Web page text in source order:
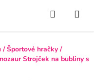
Hľadať
/ Športové hračky /
Strojček na bubliny s